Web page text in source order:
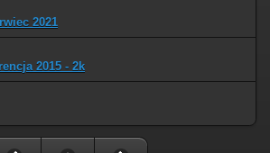
2021
2015 - 2k